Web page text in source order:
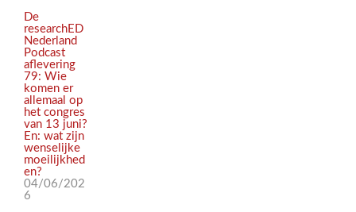
De
researchED
Nederland
Podcast
aflevering
79: Wie
komen er
allemaal op
het congres
van 13 juni?
En: wat zijn
wenselijke
moeilijkhed
en?
04/06/202
6